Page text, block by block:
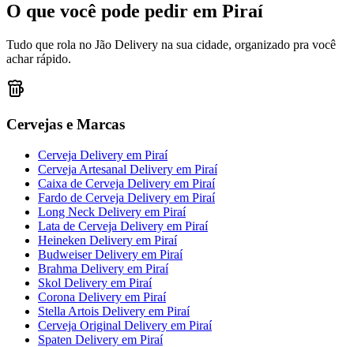
O que você pode pedir em Piraí
Tudo que rola no Jão Delivery na sua cidade, organizado pra você
achar rápido.
Cervejas e Marcas
Cerveja Delivery em Piraí
Cerveja Artesanal Delivery em Piraí
Caixa de Cerveja Delivery em Piraí
Fardo de Cerveja Delivery em Piraí
Long Neck Delivery em Piraí
Lata de Cerveja Delivery em Piraí
Heineken Delivery em Piraí
Budweiser Delivery em Piraí
Brahma Delivery em Piraí
Skol Delivery em Piraí
Corona Delivery em Piraí
Stella Artois Delivery em Piraí
Cerveja Original Delivery em Piraí
Spaten Delivery em Piraí